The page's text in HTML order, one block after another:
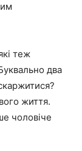
теж
два
життя.
чоловіче